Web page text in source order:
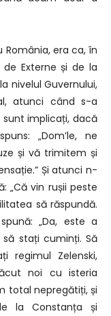
era ca, în
Externe și de la
nivelul Guvernului,
atunci când s-a
implicați, dacă
„Dom’le, ne
și vă trimitem și
Și atunci n-
„Că vin rușii peste
să răspundă.
„Da, este a
stați cuminți. Să
regimul Zelenski,
noi cu isteria
total nepregătiți, și
la Constanța și